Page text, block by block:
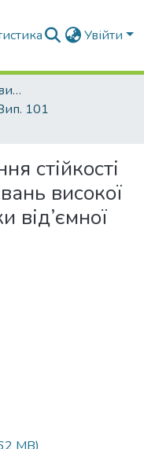
Увійти
Вибрані статті з наукових збірників КНУБА
101
стійкості
високої
від’ємної